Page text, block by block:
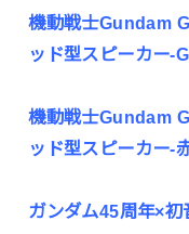
機動戦士Gundam
ッド型スピーカー-
機動戦士Gundam
ッド型スピーカー-
ガンダム45周年×